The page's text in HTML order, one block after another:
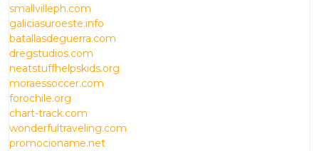
smallvilleph.com
galiciasuroeste.info
batallasdeguerra.com
dregstudios.com
neatstuffhelpskids.org
moraessoccer.com
forochile.org
chart-track.com
wonderfultraveling.com
promocioname.net